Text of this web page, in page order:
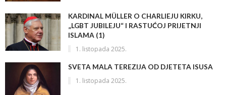
KARDINAL MÜLLER O CHARLIEJU KIRKU,
„LGBT JUBILEJU“ I RASTUĆOJ PRIJETNJI
ISLAMA (1)
1. listopada 2025.
SVETA MALA TEREZIJA OD DJETETA ISUSA
1. listopada 2025.